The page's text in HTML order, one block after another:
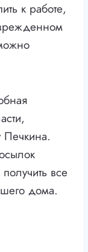
к работе,
Печкина.
все
дома.